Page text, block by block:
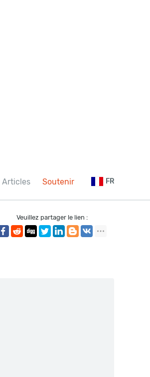
Articles Soutenir FR
Veuillez partager le lien :